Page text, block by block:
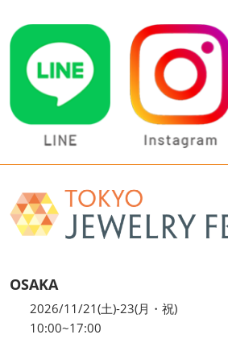
OSAKA
2026/11/21(土)-23(月・祝)
10:00~17:00